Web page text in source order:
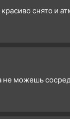
снято и
не можешь